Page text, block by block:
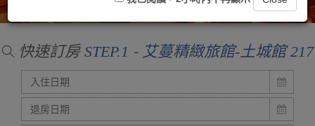
快速訂房 STEP.1 - 艾蔓精緻旅館-土城館 217